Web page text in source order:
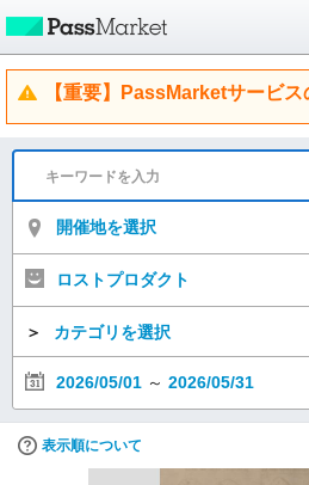
【重要】PassMarketサービ
開催地を選択
ロストプロダクト
＞ カテゴリを選択
2026/05/01 ～ 2026/05/31
表示順について